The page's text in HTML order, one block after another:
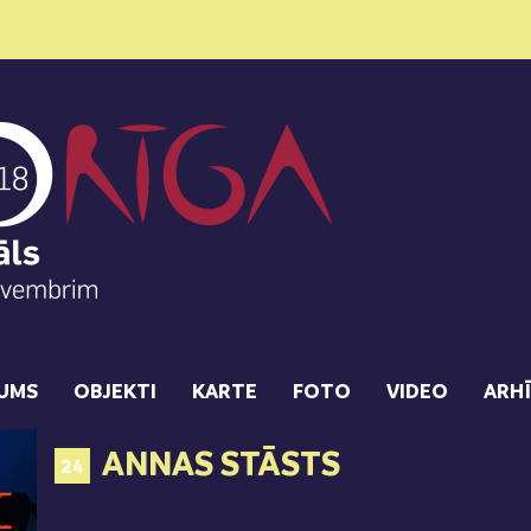
OBJEKTI KARTE FOTO VIDEO
24 ANNAS STĀSTS